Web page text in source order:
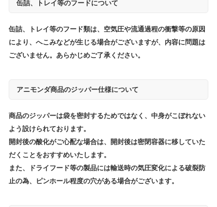
缶詰、トレイ等のフードについて
缶詰、トレイ等のフード類は、空気圧や流通過程の衝撃等の原因
により、へこみなどが生じる場合がございますが、内容に問題は
ございません。あらかじめご了承ください。
アニモンダ商品のジッパー仕様について
商品のジッパーは袋を密封するためではなく、中身がこぼれない
よう設けられております。
開封後の酸化がご心配な場合は、開封後は密閉容器に移していた
だくことをおすすめいたします。
また、ドライフード等の製品には輸送時の気圧変化による破裂防
止の為、ピンホール程度の穴がある場合がございます。